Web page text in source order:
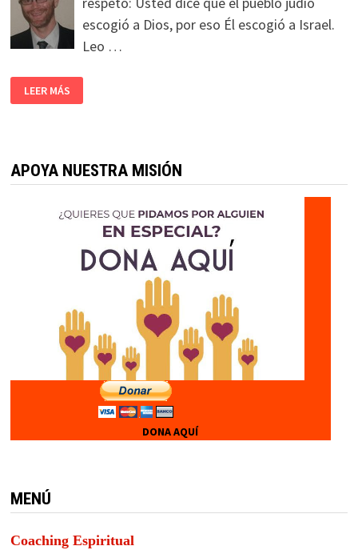
escogió a Dios, por eso Él escogió a Israel.
Leo …
LEER MÁS
APOYA NUESTRA MISIÓN
DONA AQUÍ
MENÚ
Coaching Espiritual